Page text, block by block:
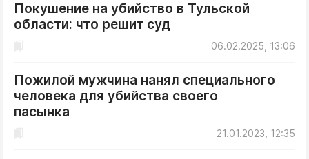
Покушение на убийство в Тульской
области: что решит суд
06.02.2025, 13:06
Пожилой мужчина нанял специального
человека для убийства своего
пасынка
21.01.2023, 12:35